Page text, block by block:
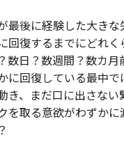
最後に経験した大きな
回復するまでにどれ
数日？数週間？数カ月
に回復している最中で
き、まだ口に出さない
を取る意欲がわずか